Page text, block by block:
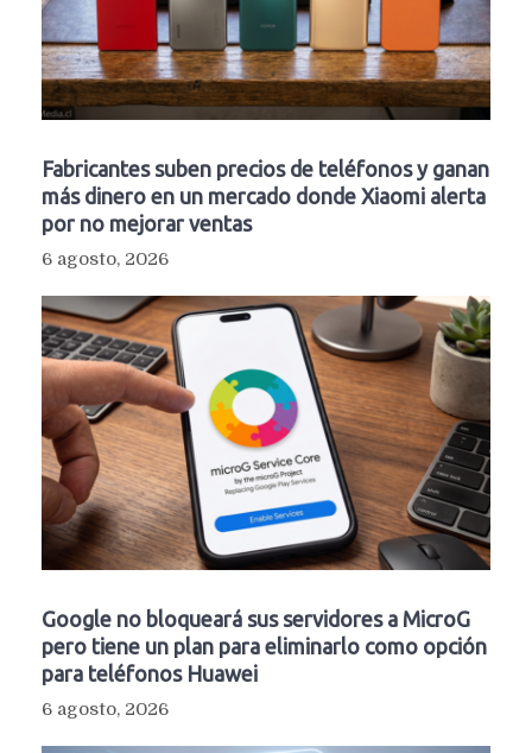
Fabricantes suben precios de teléfonos y ganan
más dinero en un mercado donde Xiaomi alerta
por no mejorar ventas
6 agosto, 2026
Google no bloqueará sus servidores a MicroG
pero tiene un plan para eliminarlo como opción
para teléfonos Huawei
6 agosto, 2026